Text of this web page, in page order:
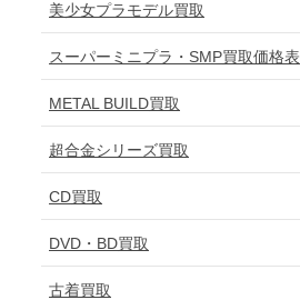
美少女プラモデル買取
スーパーミニプラ・SMP買取価格表
METAL BUILD買取
超合金シリーズ買取
CD買取
DVD・BD買取
古着買取